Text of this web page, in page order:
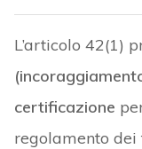
L’articolo 42(1)
certificazione
regolamento